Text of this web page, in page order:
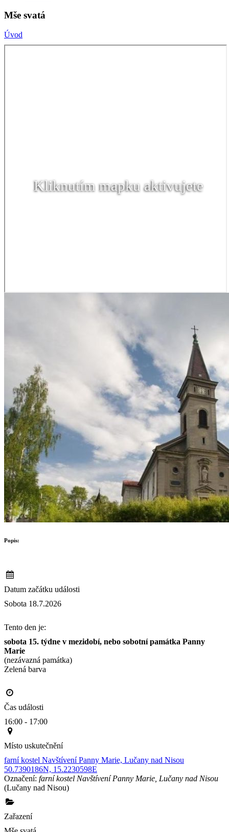
Mše svatá
Úvod
Kliknutím mapku aktivujete
Popis:
Datum začátku události
Sobota 18.7.2026
Tento den je:
sobota 15. týdne v mezidobí, nebo sobotní památka Panny
Marie
(nezávazná památka)
Zelená barva
Čas události
16:00 - 17:00
Místo uskutečnění
farní kostel Navštívení Panny Marie, Lučany nad Nisou
50.7390186N, 15.2230598E
Označení: farní kostel Navštívení Panny Marie, Lučany nad Nisou
(Lučany nad Nisou)
Zařazení